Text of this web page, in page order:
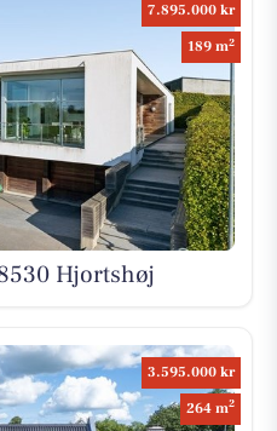
7.895.000 kr
189 m2
Hjortshøj
3.595.000 kr
264 m2